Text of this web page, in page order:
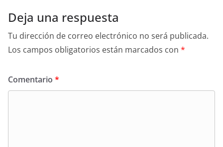
Deja una respuesta
Tu dirección de correo electrónico no será publicada.
Los campos obligatorios están marcados con *
Comentario *